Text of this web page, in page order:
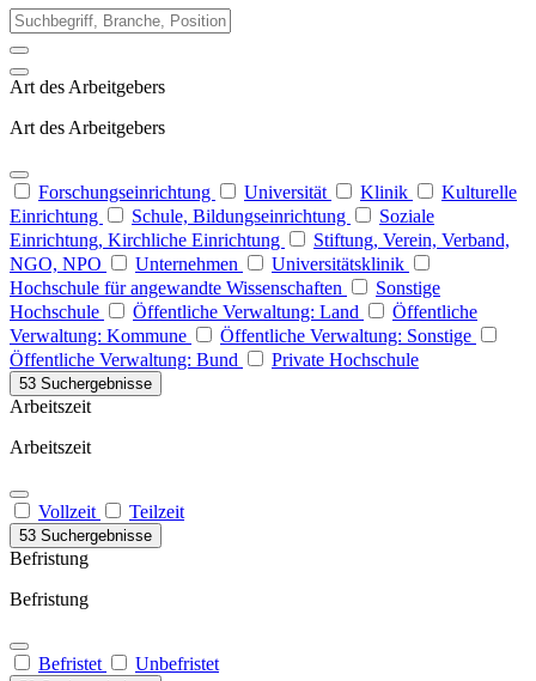
Art des Arbeitgebers
Art des Arbeitgebers
Forschungseinrichtung Universität Klinik
Kulturelle
Einrichtung
Schule, Bildungseinrichtung
Soziale
Einrichtung, Kirchliche Einrichtung
Stiftung, Verein, Verband,
NGO, NPO
Unternehmen
Universitätsklinik
Hochschule für angewandte Wissenschaften
Sonstige
Hochschule
Öffentliche Verwaltung: Land
Öffentliche
Verwaltung: Kommune
Öffentliche Verwaltung: Sonstige
Öffentliche Verwaltung: Bund
Private Hochschule
53 Suchergebnisse
Arbeitszeit
Arbeitszeit
Vollzeit Teilzeit
53 Suchergebnisse
Befristung
Befristung
Befristet Unbefristet